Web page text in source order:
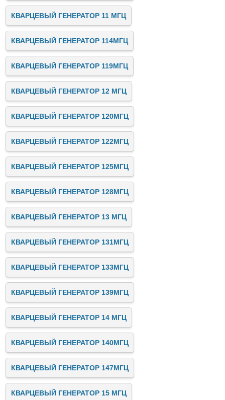
КВАРЦЕВЫЙ ГЕНЕРАТОР 11 МГЦ
КВАРЦЕВЫЙ ГЕНЕРАТОР 114МГЦ
КВАРЦЕВЫЙ ГЕНЕРАТОР 119МГЦ
КВАРЦЕВЫЙ ГЕНЕРАТОР 12 МГЦ
КВАРЦЕВЫЙ ГЕНЕРАТОР 120МГЦ
КВАРЦЕВЫЙ ГЕНЕРАТОР 122МГЦ
КВАРЦЕВЫЙ ГЕНЕРАТОР 125МГЦ
КВАРЦЕВЫЙ ГЕНЕРАТОР 128МГЦ
КВАРЦЕВЫЙ ГЕНЕРАТОР 13 МГЦ
КВАРЦЕВЫЙ ГЕНЕРАТОР 131МГЦ
КВАРЦЕВЫЙ ГЕНЕРАТОР 133МГЦ
КВАРЦЕВЫЙ ГЕНЕРАТОР 139МГЦ
КВАРЦЕВЫЙ ГЕНЕРАТОР 14 МГЦ
КВАРЦЕВЫЙ ГЕНЕРАТОР 140МГЦ
КВАРЦЕВЫЙ ГЕНЕРАТОР 147МГЦ
КВАРЦЕВЫЙ ГЕНЕРАТОР 15 МГЦ